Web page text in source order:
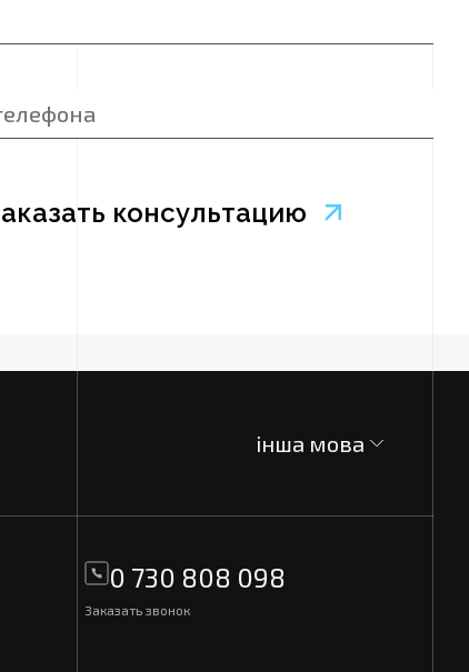
інша мова
0 730 808 098
Заказать звонок